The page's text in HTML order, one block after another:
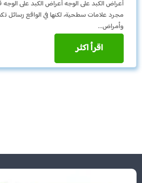
أعراض الكبد على الوجه أعراض الكبد على الوجه
مجرد علامات سطحية، لكنها في الواقع
وأمراض…
اقرأ اكثر